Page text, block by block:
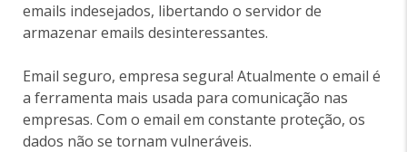
emails indesejados, libertando o servidor de
armazenar emails desinteressantes.
Email seguro, empresa segura! Atualmente o email é
a ferramenta mais usada para comunicação nas
empresas. Com o email em constante proteção, os
dados não se tornam vulneráveis.